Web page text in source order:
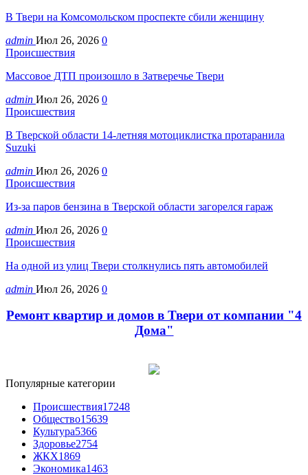
В Твери на Комсомольском проспекте сбили женщину
admin Июл 26, 2026 0
Происшествия
Массовое ДТП произошло в Затверечье Твери
admin Июл 26, 2026 0
Происшествия
В Тверской области 14-летняя мотоциклистка протаранила
Suzuki
admin Июл 26, 2026 0
Происшествия
Из-за паров бензина в Тверской области загорелся гараж
admin Июл 26, 2026 0
Происшествия
На одной из улиц Твери столкнулись пять автомобилей
admin Июл 26, 2026 0
Ремонт квартир и домов в Твери от компании "4
Дома"
Популярные категории
Происшествия17248
Общество15639
Культура5366
Здоровье2754
ЖКХ1869
Экономика1463